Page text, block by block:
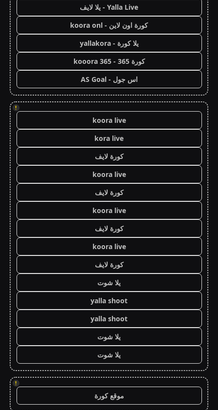
Yalla Live - يلا لايف
كورة اون لاين - koora onl
يلا كورة - yallakora
كورة 365 - kooora 365
اس جول - AS Goal
!
koora live
kora live
كورة لايف
koora live
كورة لايف
koora live
كورة لايف
koora live
كورة لايف
يلا شوت
yalla shoot
yalla shoot
يلا شوت
يلا شوت
!
موقع كورة